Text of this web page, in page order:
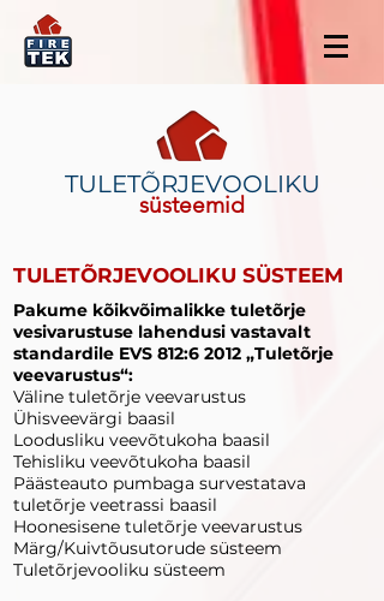
TULETÕRJEVOOLIKU
süsteemid
TULETÕRJEVOOLIKU SÜSTEEM
Pakume kõikvõimalikke tuletõrje
vesivarustuse lahendusi vastavalt
standardile EVS 812:6 2012 „Tuletõrje
veevarustus“:
Väline tuletõrje veevarustus
Ühisveevärgi baasil
Loodusliku veevõtukoha baasil
Tehisliku veevõtukoha baasil
Päästeauto pumbaga survestatava
tuletõrje veetrassi baasil
Hoonesisene tuletõrje veevarustus
Märg/Kuivtõusutorude süsteem
Tuletõrjevooliku süsteem